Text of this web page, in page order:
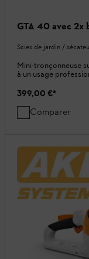
GTA 40 avec 2x
Scies de jardin /
Mini-tronçonneuse
à un usage
399,00 €*
Comparer